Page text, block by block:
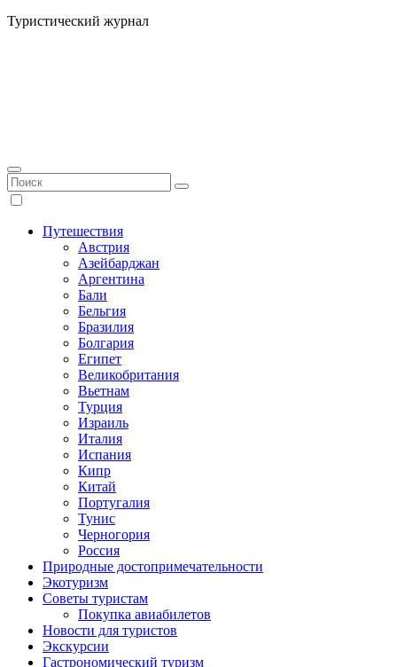
Туристический журнал
Путешествия
Австрия
Азейбарджан
Аргентина
Бали
Бельгия
Бразилия
Болгария
Египет
Великобритания
Вьетнам
Турция
Израиль
Италия
Испания
Кипр
Китай
Португалия
Тунис
Черногория
Россия
Природные достопримечательности
Экотуризм
Советы туристам
Покупка авиабилетов
Новости для туристов
Экскурсии
Гастрономический туризм